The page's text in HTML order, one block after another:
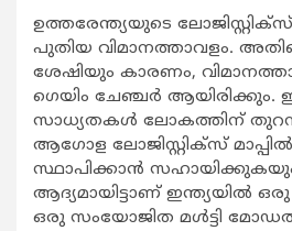
ഉത്തരേന്ത്യയുടെ ലോജിസ്റ്റിക്സ്
പുതിയ വിമാനത്താവളം.
ശേഷിയും കാരണം,
ഗെയിം ചേഞ്ചര്‍
സാധ്യതകള്‍ ലോകത്തിന്
ആഗോള ലോജിസ്റ്റിക്‌സ്
സ്ഥാപിക്കാന്‍
ആദ്യമായിട്ടാണ് ഇന്ത്യയില്‍
ഒരു സംയോജിത മള്‍ട്ടി